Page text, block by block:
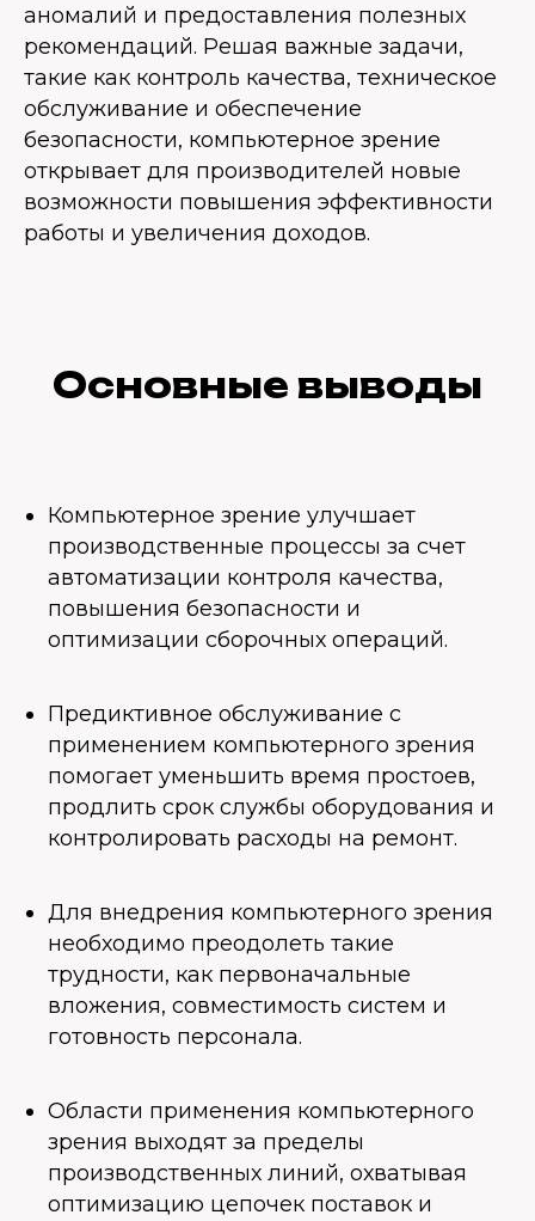
аномалий и предоставления полезных
рекомендаций. Решая важные задачи,
такие как контроль качества, техническое
обслуживание и обеспечение
безопасности, компьютерное зрение
открывает для производителей новые
возможности повышения эффективности
работы и увеличения доходов.
Основные выводы
Компьютерное зрение улучшает
производственные процессы за счет
автоматизации контроля качества,
повышения безопасности и
оптимизации сборочных операций.
Предиктивное обслуживание с
применением компьютерного зрения
помогает уменьшить время простоев,
продлить срок службы оборудования и
контролировать расходы на ремонт.
Для внедрения компьютерного зрения
необходимо преодолеть такие
трудности, как первоначальные
вложения, совместимость систем и
готовность персонала.
Области применения компьютерного
зрения выходят за пределы
производственных линий, охватывая
оптимизацию цепочек поставок и